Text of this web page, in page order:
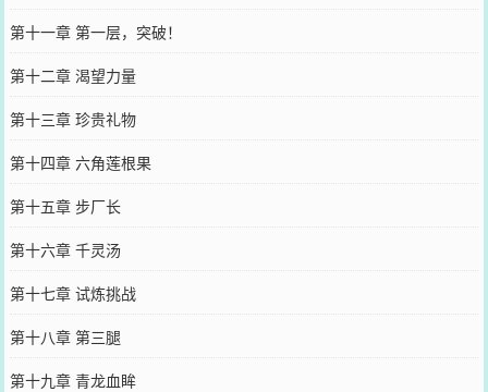
第十一章 第一层，突破！
第十二章 渴望力量
第十三章 珍贵礼物
第十四章 六角莲根果
第十五章 步厂长
第十六章 千灵汤
第十七章 试炼挑战
第十八章 第三腿
第十九章 青龙血眸